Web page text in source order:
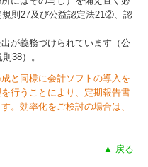
則27及び公益認定法21②、認
が義務づけられています（公
38）。
と同様に会計ソフトの導入を
行うことにより、定期報告書
。効率化をご検討の場合は、
▲ 戻る